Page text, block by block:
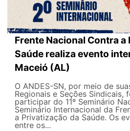
Frente Nacional Contra a
Saúde realiza evento
Maceió (AL)
O ANDES-SN, por meio de
Regionais e Seções Sindicais,
participar do 11º Seminário
Seminário Internacional da
a Privatização da Saúde. Os
entre os...